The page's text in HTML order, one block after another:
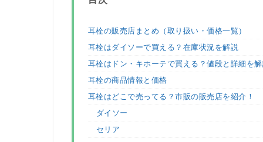
耳栓の販売店まとめ（取り扱い・価格一覧）
耳栓はダイソーで買える？在庫状況を解説
耳栓はドン・キホーテで買える？値段と詳細を
耳栓の商品情報と価格
耳栓はどこで売ってる？市販の販売店を紹介！
ダイソー
セリア